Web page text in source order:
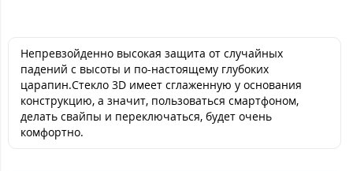
Непревзойденно высокая защита от случайных
падений с высоты и по-настоящему глубоких
царапин.Стекло 3D имеет сглаженную у основания
конструкцию, а значит, пользоваться смартфоном,
делать свайпы и переключаться, будет очень
комфортно.